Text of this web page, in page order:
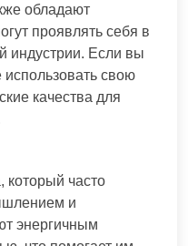
обладают
проявлять себя в
индустрии. Если вы
свою
качества для
который часто
и
энергичным